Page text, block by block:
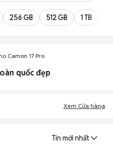
256 GB 512 GB 1 TB
Camon 17 Pro
quốc đẹp
Xem Cửa hàng
Tin mới nhất